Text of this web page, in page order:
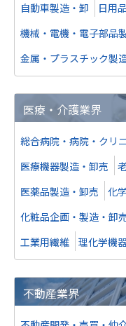
自動車製造・卸
日用
機械・電機・電子部品
金属・プラスチック製
医療・介護業界
総合病院・病院・クリ
医療機器製造・卸売
医薬品製造・卸売
化
化粧品企画・製造・卸
工業用繊維
理化学機
不動産業界